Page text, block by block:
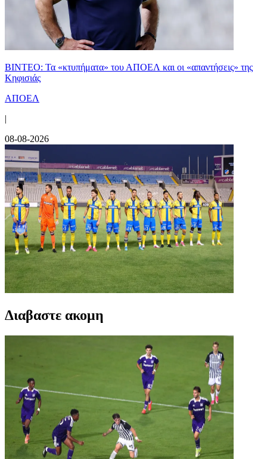
ΒΙΝΤΕΟ: Τα «κτυπήματα» του ΑΠΟΕΛ και οι «απαντήσεις» της
Κηφισιάς
ΑΠΟΕΛ
|
08-08-2026
Διαβαστε ακομη